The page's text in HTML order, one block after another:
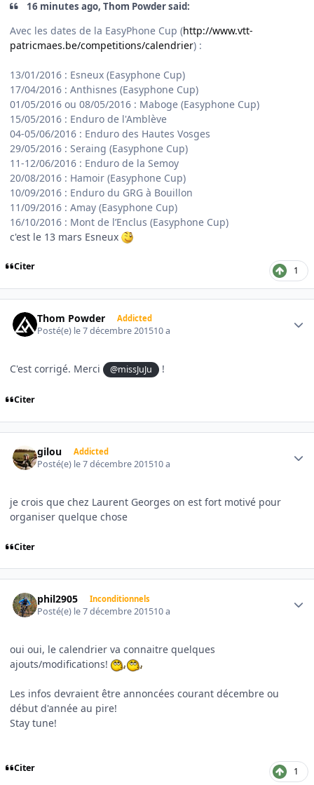
16 minutes ago, Thom Powder said:
Avec les dates de la EasyPhone Cup (http://www.vtt-
patricmaes.be/competitions/calendrier) :
13/01/2016 : Esneux (Easyphone Cup)
17/04/2016 : Anthisnes (Easyphone Cup)
01/05/2016 ou 08/05/2016 : Maboge (Easyphone Cup)
15/05/2016 : Enduro de l'Amblève
04-05/06/2016 : Enduro des Hautes Vosges
29/05/2016 : Seraing (Easyphone Cup)
11-12/06/2016 : Enduro de la Semoy
20/08/2016 : Hamoir (Easyphone Cup)
10/09/2016 : Enduro du GRG à Bouillon
11/09/2016 : Amay (Easyphone Cup)
16/10/2016 : Mont de l’Enclus (Easyphone Cup)
c'est le 13 mars Esneux
Citer 1
Thom Powder Addicted
Posté(e) le 7 décembre 201510 a
C'est corrigé. Merci @missJuJu !
Citer
gilou Addicted
Posté(e) le 7 décembre 201510 a
je crois que chez Laurent Georges on est fort motivé pour
organiser quelque chose
Citer
phil2905 Inconditionnels
Posté(e) le 7 décembre 201510 a
oui oui, le calendrier va connaitre quelques
ajouts/modifications!
Les infos devraient être annoncées courant décembre ou
début d'année au pire!
Stay tune!
Citer 1